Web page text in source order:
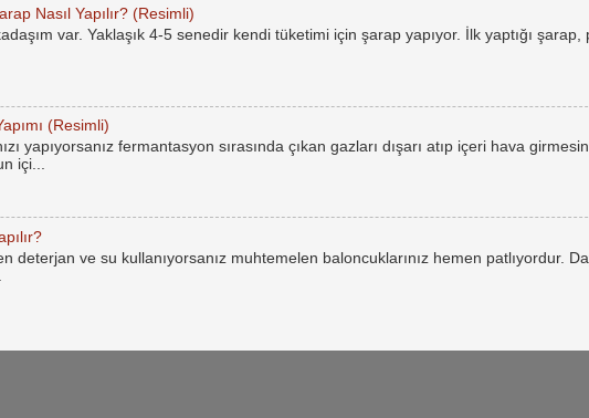
Nasıl Yapılır? (Resimli)
var. Yaklaşık 4-5 senedir kendi tüketimi için şarap yapıyor. İlk yaptığı şarap,
(Resimli)
yapıyorsanız fermantasyon sırasında çıkan gazları dışarı atıp içeri hava
içi...
deterjan ve su kullanıyorsanız muhtemelen baloncuklarınız hemen patlıyordur.